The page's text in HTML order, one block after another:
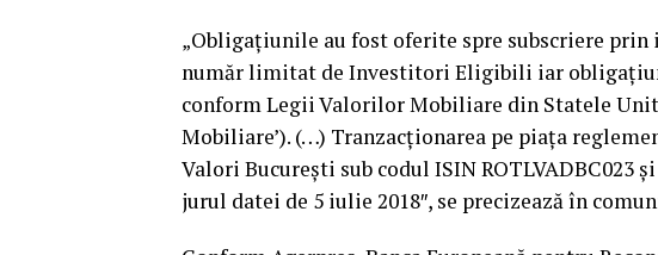
„Obligaţiunile au fost oferite spre subscriere
număr limitat de Investitori Eligibili iar
conform Legii Valorilor Mobiliare din Statele
Mobiliare’). (…) Tranzacţionarea pe piaţa
Valori Bucureşti sub codul ISIN ROTLVADBC023
jurul datei de 5 iulie 2018″, se precizează în